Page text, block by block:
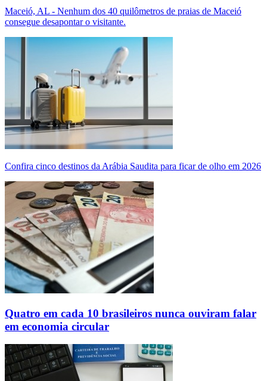
Maceió, AL - Nenhum dos 40 quilômetros de praias de Maceió
consegue desapontar o visitante.
Confira cinco destinos da Arábia Saudita para ficar de olho em 2026
Quatro em cada 10 brasileiros nunca ouviram falar
em economia circular